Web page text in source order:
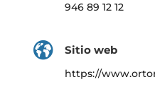
946 89 12 12
Sitio web
https://